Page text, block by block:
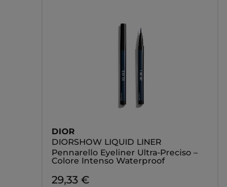
DIOR
DIORSHOW LIQUID LINER
Pennarello Eyeliner Ultra-Preciso –
Colore Intenso Waterproof
29,33 €